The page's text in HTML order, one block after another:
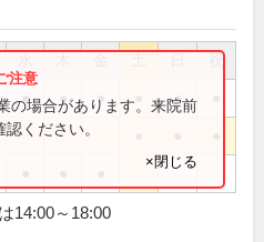
祝
● ● ● ●
の場合があります。来院前
ください。
×閉じる
14:00～18:00